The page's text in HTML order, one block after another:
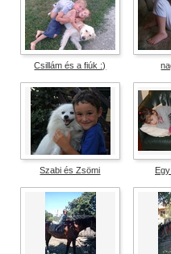
Csillám és a fiúk :)
átlag pontszám: 1
Szabi és Zsömi
átlag pontszám: 0